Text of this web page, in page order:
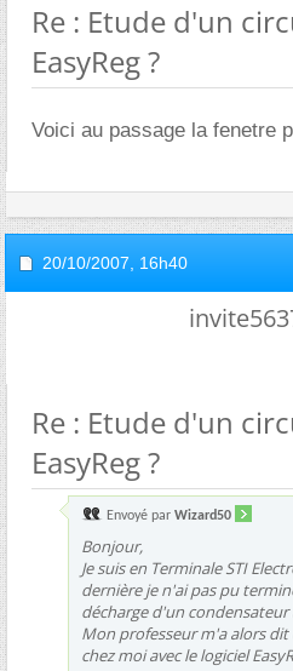
Re : Etude d'un
EasyReg ?
Voici au passage la fenetre
20/10/2007, 16h40
Re : Etude d'un
EasyReg ?
Envoyé par Wizard50
Bonjour,
Je suis en Terminale STI
dernière je n'ai pas pu
décharge d'un condensateur
Mon professeur m'a alors
chez moi avec le logiciel